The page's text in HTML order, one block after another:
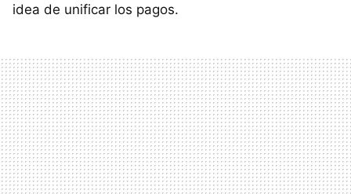
idea de unificar los pagos.